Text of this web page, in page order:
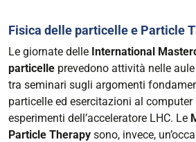
Fisica delle particelle e Particle
Le giornate delle International
particelle prevedono attività nelle
tra seminari sugli argomenti
particelle ed esercitazioni al computer
esperimenti dell’acceleratore LHC. Le
Particle Therapy sono, invece,